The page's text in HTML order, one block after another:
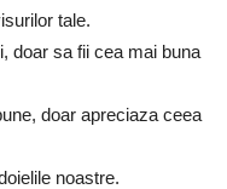
tale.
doar sa fii cea mai buna
doar apreciaza ceea
noastre.